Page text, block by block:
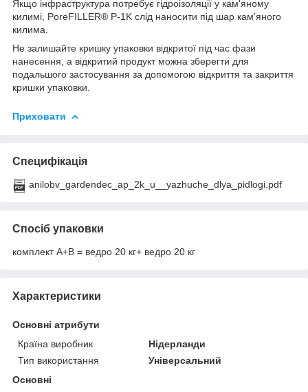
Якщо інфраструктура потребує гідроізоляції у кам'яному
килимі, PoreFILLER® P-1K слід наносити під шар кам'яного
килима.
Не залишайте кришку упаковки відкритої під час фази
нанесення, а відкритий продукт можна зберегти для
подальшого застосування за допомогою відкриття та закриття
кришки упаковки.
Приховати
Специфікація
anilobv_gardendec_ap_2k_u__yazhuche_dlya_pidlogi.pdf
Спосіб упаковки
комплект А+В = ведро 20 кг+ ведро 20 кг
Характеристики
Основні атрибути
Країна виробник
Нідерланди
Тип використання
Універсальний
Основні